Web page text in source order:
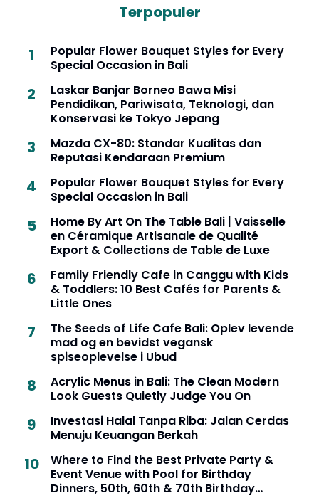
Terpopuler
Popular Flower Bouquet Styles for Every
Special Occasion in Bali
Laskar Banjar Borneo Bawa Misi
Pendidikan, Pariwisata, Teknologi, dan
Konservasi ke Tokyo Jepang
Mazda CX-80: Standar Kualitas dan
Reputasi Kendaraan Premium
Popular Flower Bouquet Styles for Every
Special Occasion in Bali
Home By Art On The Table Bali | Vaisselle
en Céramique Artisanale de Qualité
Export & Collections de Table de Luxe
Family Friendly Cafe in Canggu with Kids
& Toddlers: 10 Best Cafés for Parents &
Little Ones
The Seeds of Life Cafe Bali: Oplev levende
mad og en bevidst vegansk
spiseoplevelse i Ubud
Acrylic Menus in Bali: The Clean Modern
Look Guests Quietly Judge You On
Investasi Halal Tanpa Riba: Jalan Cerdas
Menuju Keuangan Berkah
Where to Find the Best Private Party &
Event Venue with Pool for Birthday
Dinners, 50th, 60th & 70th Birthday